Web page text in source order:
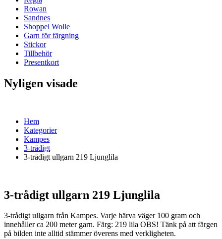
Rowan
Sandnes
Shoppel Wolle
Garn för färgning
Stickor
Tillbehör
Presentkort
Nyligen visade
Hem
Kategorier
Kampes
3-trådigt
3-trådigt ullgarn 219 Ljunglila
3-trådigt ullgarn 219 Ljunglila
3-trådigt ullgarn från Kampes. Varje härva väger 100 gram och
innehåller ca 200 meter garn. Färg: 219 lila OBS! Tänk på att färgen
på bilden inte alltid stämmer överens med verkligheten.